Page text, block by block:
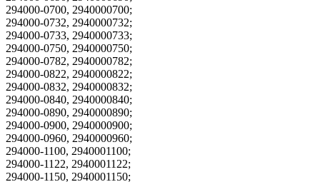
294000-0700, 2940000700;
294000-0732, 2940000732;
294000-0733, 2940000733;
294000-0750, 2940000750;
294000-0782, 2940000782;
294000-0822, 2940000822;
294000-0832, 2940000832;
294000-0840, 2940000840;
294000-0890, 2940000890;
294000-0900, 2940000900;
294000-0960, 2940000960;
294000-1100, 2940001100;
294000-1122, 2940001122;
294000-1150, 2940001150;